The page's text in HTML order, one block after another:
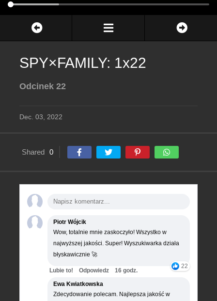
SPY×FAMILY: 1x22
Odcinek 22
Dec. 03, 2022
Shared 0
Piotr Wójcik
Wow, totalnie mnie zaskoczyło! Wszystko w
najwyższej jakości. Super! Wyszukiwarka działa
błyskawicznie 🚀
22
Lubie to! Odpowiedz
16 godz.
Ewa Kwiatkowska
Zdecydowanie polecam. Najlepsza jakość w